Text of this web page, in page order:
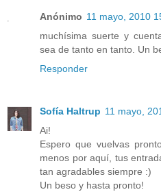
Anónimo 11 mayo, 2010
muchísima suerte y
sea de tanto en tanto. Un
Responder
Sofía Haltrup 11 mayo,
Ai!
Espero que vuelvas
menos por aquí, tus
tan agradables siempre :)
Un beso y hasta pronto!